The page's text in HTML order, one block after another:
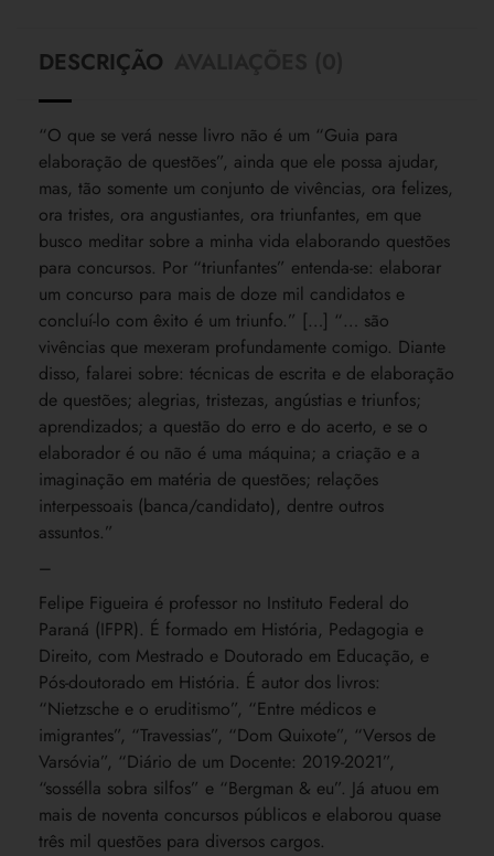
DESCRIÇÃO
“O que se verá nesse livro não é um “Guia para
elaboração de questões”, ainda que ele possa ajudar,
mas, tão somente um conjunto de vivências, ora felizes,
ora tristes, ora angustiantes, ora triunfantes, em que
busco meditar sobre a minha vida elaborando questões
para concursos. Por “triunfantes” entenda-se: elaborar
um concurso para mais de doze mil candidatos e
concluí-lo com êxito é um triunfo.” […] “… são
vivências que mexeram profundamente comigo. Diante
disso, falarei sobre: técnicas de escrita e de elaboração
de questões; alegrias, tristezas, angústias e triunfos;
aprendizados; a questão do erro e do acerto, e se o
elaborador é ou não é uma máquina; a criação e a
imaginação em matéria de questões; relações
interpessoais (banca/candidato), dentre outros
assuntos.”
–
Felipe Figueira é professor no Instituto Federal do
Paraná (IFPR). É formado em História, Pedagogia e
Direito, com Mestrado e Doutorado em Educação, e
Pós-doutorado em História. É autor dos livros:
“Nietzsche e o eruditismo”, “Entre médicos e
imigrantes”, “Travessias”, “Dom Quixote”, “Versos de
Varsóvia”, “Diário de um Docente: 2019-2021”,
“sossélla sobra silfos” e “Bergman & eu”. Já atuou em
mais de noventa concursos públicos e elaborou quase
três mil questões para diversos cargos.